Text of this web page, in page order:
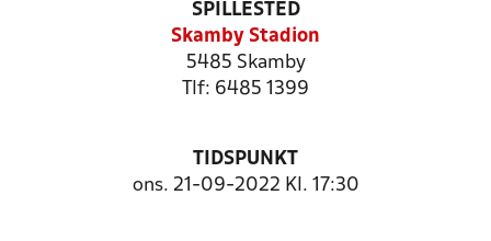
SPILLESTED
Skamby Stadion
5485 Skamby
Tlf: 6485 1399
TIDSPUNKT
ons. 21-09-2022 Kl. 17:30